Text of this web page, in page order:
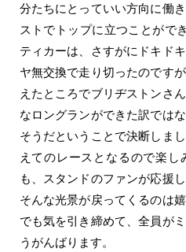
分たちにとっていい方向に働
ストでトップに立つことがで
ティカーは、さすがにドキド
ヤ無交換で走り切ったのです
えたところでブリヂストンさ
なロングランができた訳では
そうだということで決断しま
えてのレースとなるので楽し
も、スタンドのファンが応援
そんな光景が戻ってくるのは
でも気を引き締めて、全員が
うがんばります。